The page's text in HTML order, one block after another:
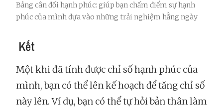
Bảng cân đối hạnh phúc: giúp bạn chấm điểm sự hạnh
phúc của mình dựa vào những trải nghiệm hằng ngày
Kết
Một khi đã tính được chỉ số hạnh phúc của
mình, bạn có thể lên kế hoạch để tăng chỉ số
này lên. Ví dụ, bạn có thể tự hỏi bản thân làm